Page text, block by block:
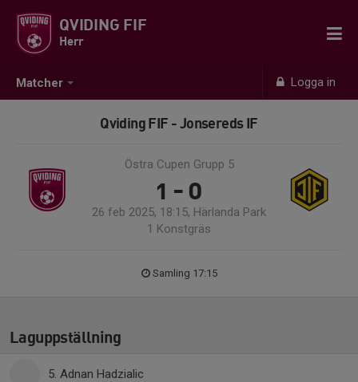
Matcher Logga in
QVIDING FIF
Herr
Qviding FIF - Jonsereds IF
Östra Cupen Grupp 5
1 - 0
26 feb 2025, 18:15, Härlanda Park
1 Konstgräs
Samling 17:15
Laguppställning
5. Adnan Hadzialic